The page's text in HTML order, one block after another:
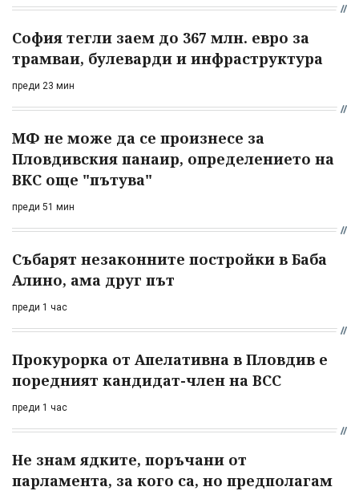
София тегли заем до 367 млн. евро за
трамваи, булеварди и инфраструктура
преди 23 мин
МФ не може да се произнесе за
Пловдивския панаир, определението на
ВКС още "пътува"
преди 51 мин
Събарят незаконните постройки в Баба
Алино, ама друг път
преди 1 час
Прокурорка от Апелативна в Пловдив е
поредният кандидат-член на ВСС
преди 1 час
Не знам ядките, поръчани от
парламента, за кого са, но предполагам